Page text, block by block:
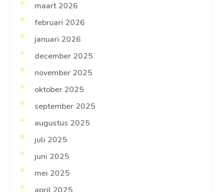
maart 2026
februari 2026
januari 2026
december 2025
november 2025
oktober 2025
september 2025
augustus 2025
juli 2025
juni 2025
mei 2025